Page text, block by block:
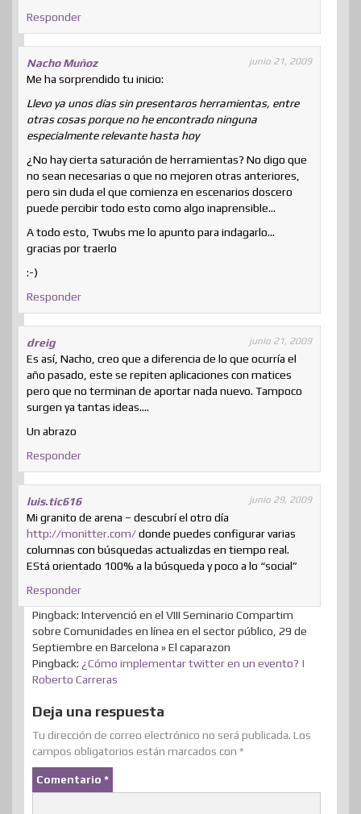
Responder
Nacho Muñoz junio 21, 2009
Me ha sorprendido tu inicio:
Llevo ya unos días sin presentaros herramientas, entre
otras cosas porque no he encontrado ninguna
especialmente relevante hasta hoy
¿No hay cierta saturación de herramientas? No digo que
no sean necesarias o que no mejoren otras anteriores,
pero sin duda el que comienza en escenarios doscero
puede percibir todo esto como algo inaprensible…
A todo esto, Twubs me lo apunto para indagarlo…
gracias por traerlo
:-)
Responder
dreig junio 21, 2009
Es así, Nacho, creo que a diferencia de lo que ocurría el
año pasado, este se repiten aplicaciones con matices
pero que no terminan de aportar nada nuevo. Tampoco
surgen ya tantas ideas….
Un abrazo
Responder
luis.tic616 junio 29, 2009
Mi granito de arena – descubrí el otro día
http://monitter.com/donde puedes configurar varias
columnas con búsquedas actualizdas en tiempo real.
EStá orientado 100% a la búsqueda y poco a lo “social”
Responder
Pingback: Intervenció en el VIII Seminario Compartim
sobre Comunidades en línea en el sector público, 29 de
Septiembre en Barcelona » El caparazon
Pingback: ¿Cómo implementar twitter en un evento? |
Roberto Carreras
Deja una respuesta
Tu dirección de correo electrónico no será publicada. Los
campos obligatorios están marcados con *
Comentario *